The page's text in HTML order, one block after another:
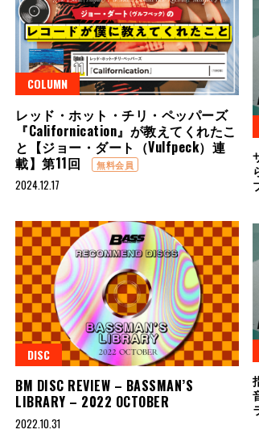
COLUMN
レッド・ホット・チリ・ペッパーズ
『Californication』が教えてくれたこ
と【ジョー・ダート（Vulfpeck）連
載】第11回
無料会員
2024.12.17
DISC
BM DISC REVIEW – BASSMAN’S
LIBRARY – 2022 OCTOBER
2022.10.31